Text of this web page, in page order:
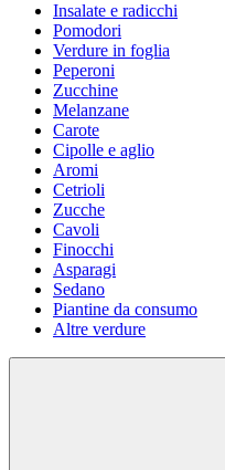
Insalate e radicchi
Pomodori
Verdure in foglia
Peperoni
Zucchine
Melanzane
Carote
Cipolle e aglio
Aromi
Cetrioli
Zucche
Cavoli
Finocchi
Asparagi
Sedano
Piantine da consumo
Altre verdure